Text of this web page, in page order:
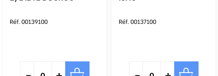
Réf. 00139100 Réf. 00137100